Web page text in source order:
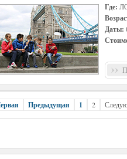
Где:
Даты:
Предыдущая 1 2